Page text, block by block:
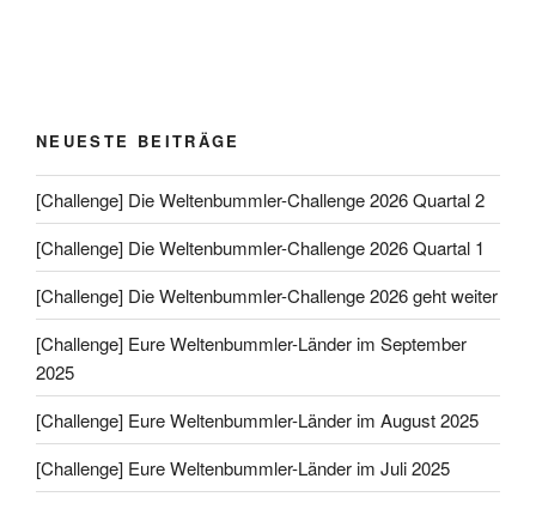
NEUESTE BEITRÄGE
[Challenge] Die Weltenbummler-Challenge 2026 Quartal 2
[Challenge] Die Weltenbummler-Challenge 2026 Quartal 1
[Challenge] Die Weltenbummler-Challenge 2026 geht weiter
[Challenge] Eure Weltenbummler-Länder im September
2025
[Challenge] Eure Weltenbummler-Länder im August 2025
[Challenge] Eure Weltenbummler-Länder im Juli 2025